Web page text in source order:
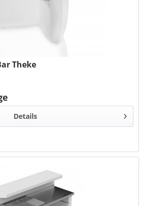
Theke
Details